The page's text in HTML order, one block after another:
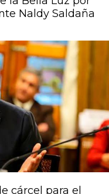
Naldy Saldaña
cárcel para el